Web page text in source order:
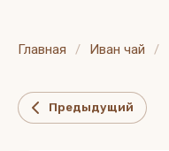
Главная / Иван чай /
Предыдущий